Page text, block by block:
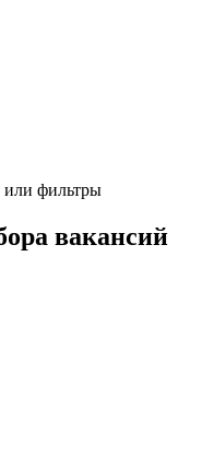
или фильтры
вакансий